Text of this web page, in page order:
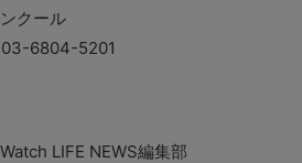
クール
6804-5201
LIFE NEWS編集部